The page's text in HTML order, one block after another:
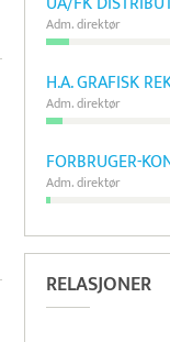
Adm. direktør
H.A. GRAFISK
Adm. direktør
FORBRUGER-
Adm. direktør
RELASJONER